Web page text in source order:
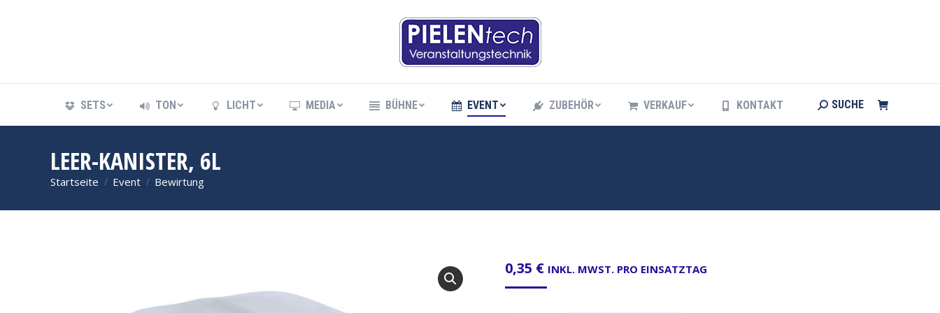
SETS TON LICHT MEDIA BÜHNE EVENT ZUBEHÖR VERKAUF KONTAKT Search:
SUCHE
LEER-KANISTER, 6L
Sie befinden sich hier:
Startseite Event Bewirtung
0,35 € INKL. MWST. PRO EINSATZTAG
BÜHNE EVENT